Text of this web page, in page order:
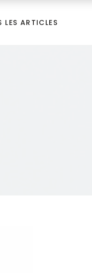
LES ARTICLES